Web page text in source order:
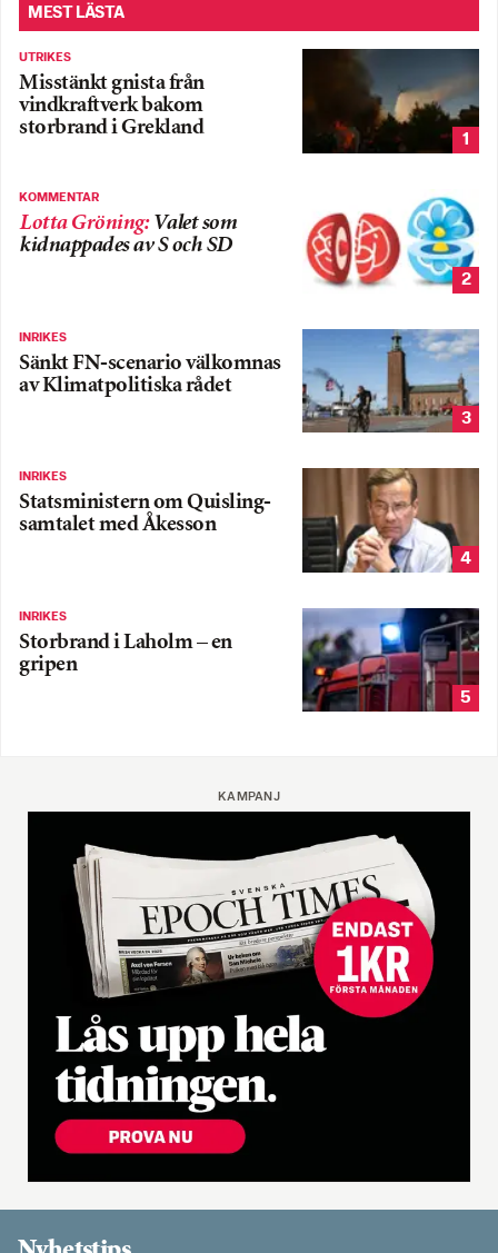
MEST LÄSTA
UTRIKES
Misstänkt gnista från
vindkraftverk bakom
storbrand i Grekland
1
KOMMENTAR
Lotta Gröning: Valet som
kidnappades av S och SD
2
INRIKES
Sänkt FN-scenario välkomnas
av Klimatpolitiska rådet
3
INRIKES
Statsministern om Quisling-
samtalet med Åkesson
4
INRIKES
Storbrand i Laholm – en
gripen
5
KAMPANJ